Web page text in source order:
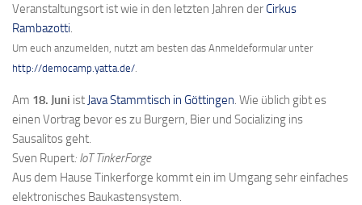
Veranstaltungsort ist wie in den letzten Jahren der Cirkus
Rambazotti.
Um euch anzumelden, nutzt am besten das Anmeldeformular unter
http://democamp.yatta.de/.
Am 18. Juni ist Java Stammtisch in Göttingen. Wie üblich gibt es
einen Vortrag bevor es zu Burgern, Bier und Socializing ins
Sausalitos geht.
Sven Rupert: IoT TinkerForge
Aus dem Hause Tinkerforge kommt ein im Umgang sehr einfaches
elektronisches Baukastensystem.